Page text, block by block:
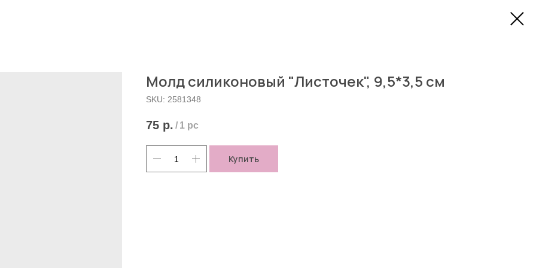
Молд силиконовый "Листочек", 9,5*3,5 см
SKU: 2581348
75 р. / 1 pc
Купить